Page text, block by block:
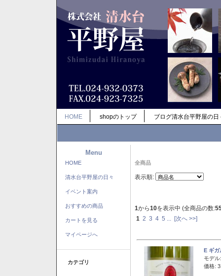
HOME shopのトップ ブログ清水台平野屋の日
Menu
HOME
清水台平野屋の日々
イベント案内
おすすめの商品
カートを見る
マイページへ
カテゴリ
全商品
表示順:
1から10を表示中 (全商品の数:
1 2 3 4 5 [次へ >>]
E ギ
モデル:
価格: